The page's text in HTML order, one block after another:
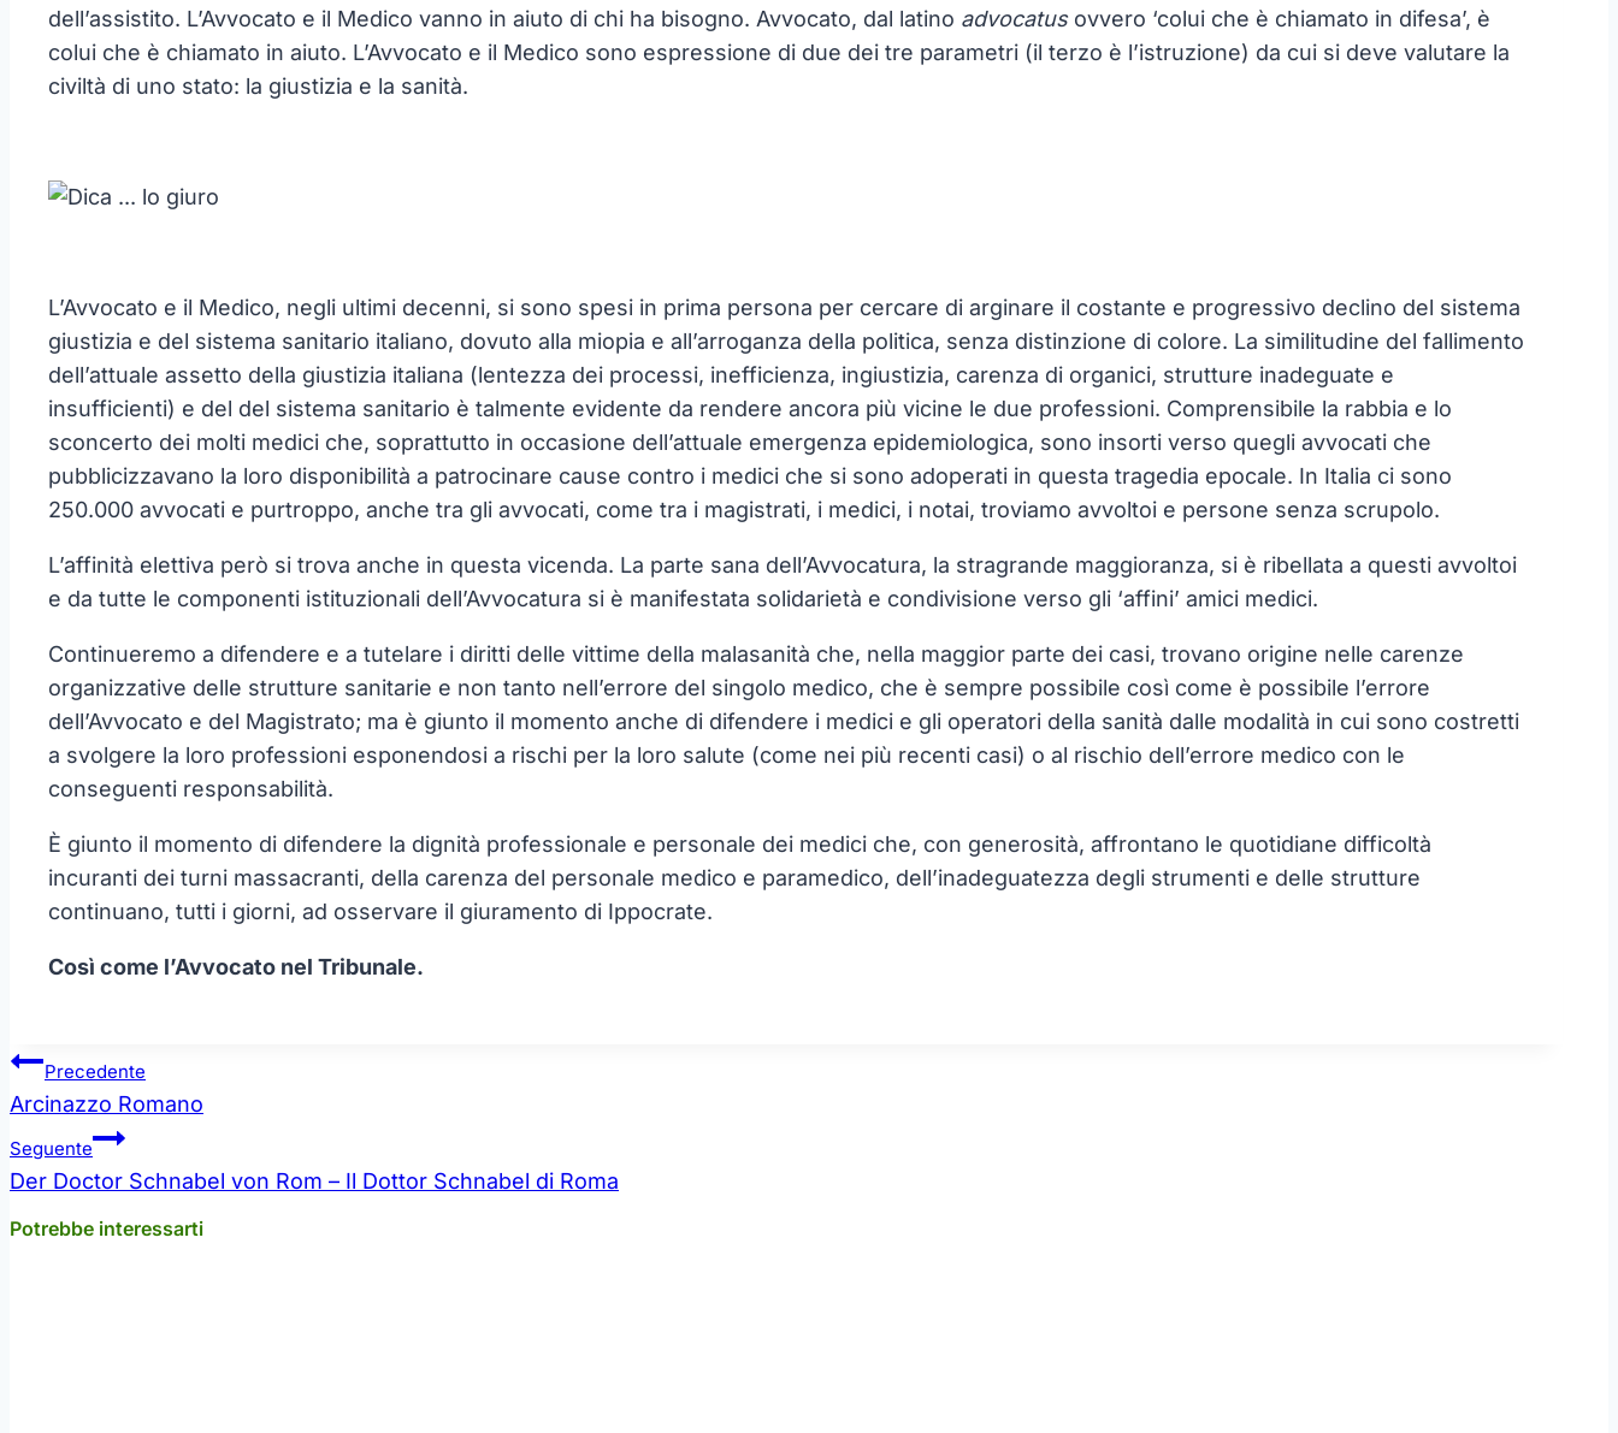
dell’assistito. L’Avvocato e il Medico vanno in aiuto di chi ha bisogno. Avvocato, dal latino advocatusovvero ‘colui che è chiamato in difesa’, è
colui che è chiamato in aiuto. L’Avvocato e il Medico sono espressione di due dei tre parametri (il terzo è l’istruzione) da cui si deve valutare la
civiltà di uno stato: la giustizia e la sanità.
L’Avvocato e il Medico, negli ultimi decenni, si sono spesi in prima persona per cercare di arginare il costante e progressivo declino del sistema
giustizia e del sistema sanitario italiano, dovuto alla miopia e all’arroganza della politica, senza distinzione di colore. La similitudine del fallimento
dell’attuale assetto della giustizia italiana (lentezza dei processi, inefficienza, ingiustizia, carenza di organici, strutture inadeguate e
insufficienti) e del del sistema sanitario è talmente evidente da rendere ancora più vicine le due professioni. Comprensibile la rabbia e lo
sconcerto dei molti medici che, soprattutto in occasione dell’attuale emergenza epidemiologica, sono insorti verso quegli avvocati che
pubblicizzavano la loro disponibilità a patrocinare cause contro i medici che si sono adoperati in questa tragedia epocale. In Italia ci sono
250.000 avvocati e purtroppo, anche tra gli avvocati, come tra i magistrati, i medici, i notai, troviamo avvoltoi e persone senza scrupolo.
L’affinità elettiva però si trova anche in questa vicenda. La parte sana dell’Avvocatura, la stragrande maggioranza, si è ribellata a questi avvoltoi
e da tutte le componenti istituzionali dell’Avvocatura si è manifestata solidarietà e condivisione verso gli ‘affini’ amici medici.
Continueremo a difendere e a tutelare i diritti delle vittime della malasanità che, nella maggior parte dei casi, trovano origine nelle carenze
organizzative delle strutture sanitarie e non tanto nell’errore del singolo medico, che è sempre possibile così come è possibile l’errore
dell’Avvocato e del Magistrato; ma è giunto il momento anche di difendere i medici e gli operatori della sanità dalle modalità in cui sono costretti
a svolgere la loro professioni esponendosi a rischi per la loro salute (come nei più recenti casi) o al rischio dell’errore medico con le
conseguenti responsabilità.
È giunto il momento di difendere la dignità professionale e personale dei medici che, con generosità, affrontano le quotidiane difficoltà
incuranti dei turni massacranti, della carenza del personale medico e paramedico, dell’inadeguatezza degli strumenti e delle strutture
continuano, tutti i giorni, ad osservare il giuramento di Ippocrate.
Così come l’Avvocato nel Tribunale.
Navigazione
articoli
Precedente
Arcinazzo Romano
Seguente
Der Doctor Schnabel von Rom – Il Dottor Schnabel di Roma
Potrebbe interessarti